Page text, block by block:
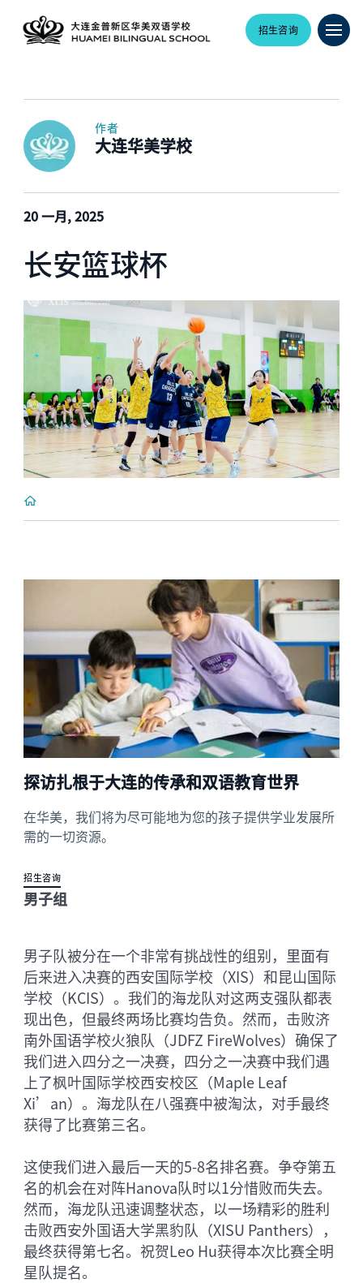
招生咨询
作者
大连华美学校
20 一月, 2025
长安篮球杯
探访扎根于大连的传承和双语教育世界
在华美，我们将为尽可能地为您的孩子提供学业发展所
需的一切资源。
招生咨询
男子组
男子队被分在一个非常有挑战性的组别，里面有
后来进入决赛的西安国际学校（XIS）和昆山国际
学校（KCIS）。我们的海龙队对这两支强队都表
现出色，但最终两场比赛均告负。然而，击败济
南外国语学校火狼队（JDFZ FireWolves）确保了
我们进入四分之一决赛，四分之一决赛中我们遇
上了枫叶国际学校西安校区（Maple Leaf
Xi’an）。海龙队在八强赛中被淘汰，对手最终
获得了比赛第三名。
这使我们进入最后一天的5-8名排名赛。争夺第五
名的机会在对阵Hanova队时以1分惜败而失去。
然而，海龙队迅速调整状态，以一场精彩的胜利
击败西安外国语大学黑豹队（XISU Panthers），
最终获得第七名。祝贺Leo Hu获得本次比赛全明
星队提名。